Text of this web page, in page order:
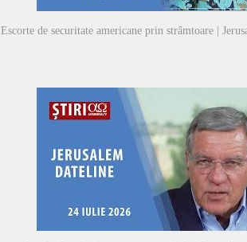
Escorte de securitate americane prin strâmtoare |